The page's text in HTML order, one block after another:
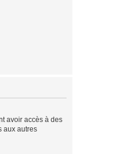
avoir accès à des
aux autres